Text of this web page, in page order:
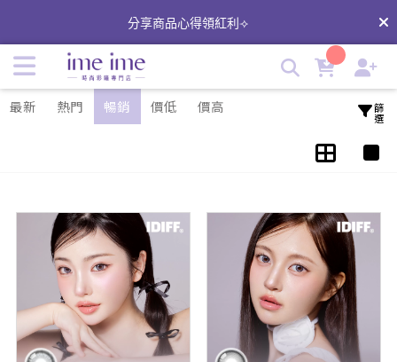
分享商品心得領紅利⟢
最新 熱門 暢銷 價低 價高 篩選